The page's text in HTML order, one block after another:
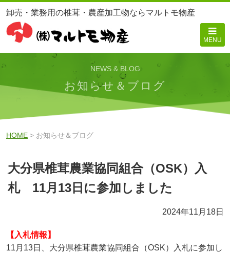
卸売・業務用の椎茸・農産加工物ならマルトモ物産
MENU
NEWS & BLOG
お知らせ＆ブログ
HOME > お知らせ＆ブログ
大分県椎茸農業協同組合（OSK）入
札 11月13日に参加しました
2024年11月18日
【入札情報】
11月13日、大分県椎茸農業協同組合（OSK）入札に参加し